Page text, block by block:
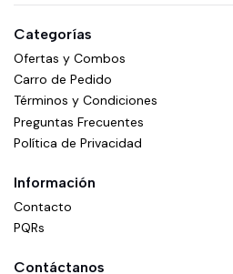
Categorías
Ofertas y Combos
Carro de Pedido
Términos y Condiciones
Preguntas Frecuentes
Política de Privacidad
Información
Contacto
PQRs
Contáctanos